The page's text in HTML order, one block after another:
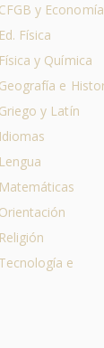
y Economía
Física
y Química
e
y Latín
e